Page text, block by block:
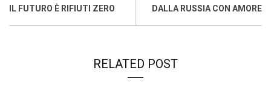
o
A
d
d
i
IL FUTURO È RIFIUTI ZERO DALLA RUSSIA CON AMORE
RELATED POST